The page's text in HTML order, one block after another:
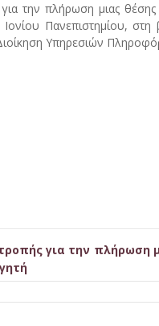
για την πλήρωση μιας
Ιονίου Πανεπιστημίου,
Υπηρεσιών
για την πλήρωση